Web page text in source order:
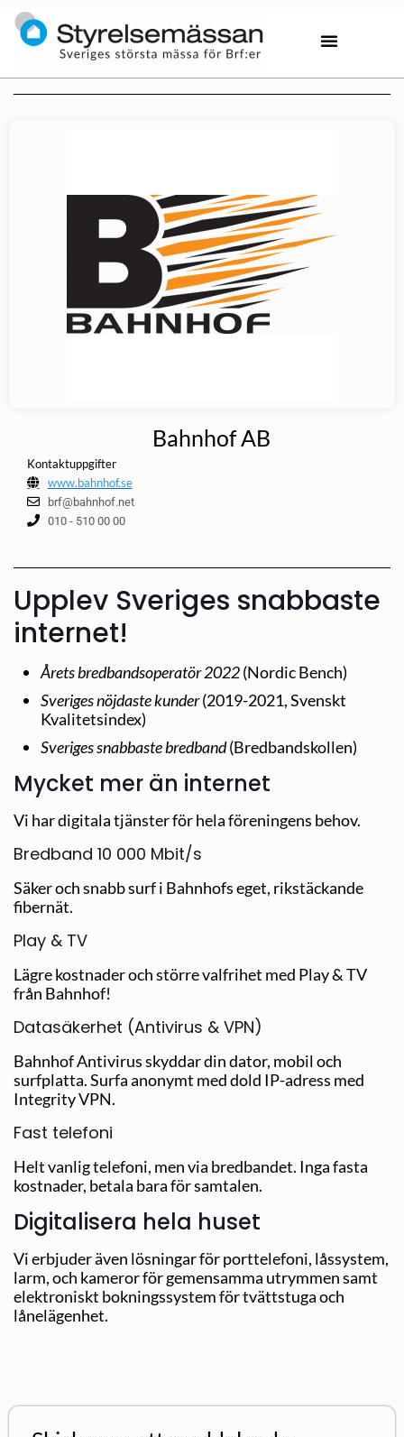
Bahnhof AB
Kontaktuppgifter
www.bahnhof.se
brf@bahnhof.net
010 - 510 00 00
Upplev Sveriges snabbaste
internet!
Årets bredbandsoperatör 2022(Nordic Bench)
Sveriges nöjdaste kunder(2019-2021, Svenskt
Kvalitetsindex)
Sveriges snabbaste bredband(Bredbandskollen)
Mycket mer än internet
Vi har digitala tjänster för hela föreningens behov.
Bredband 10 000 Mbit/s
Säker och snabb surf i Bahnhofs eget, rikstäckande
fibernät.
Play & TV
Lägre kostnader och större valfrihet med Play & TV
från Bahnhof!
Datasäkerhet (Antivirus & VPN)
Bahnhof Antivirus skyddar din dator, mobil och
surfplatta. Surfa anonymt med dold IP-adress med
Integrity VPN.
Fast telefoni
Helt vanlig telefoni, men via bredbandet. Inga fasta
kostnader, betala bara för samtalen.
Digitalisera hela huset
Vi erbjuder även lösningar för porttelefoni, låssystem,
larm, och kameror för gemensamma utrymmen samt
elektroniskt bokningssystem för tvättstuga och
lånelägenhet.